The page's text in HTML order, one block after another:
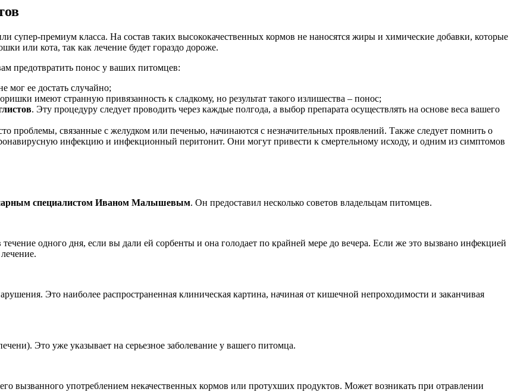
супер-премиум класса. На состав таких высококачественных кормов не наносятся жиры и химические добавки, которые
или кота, так как лечение будет гораздо дороже.
предотвратить понос у ваших питомцев:
мог ее достать случайно;
имеют странную привязанность к сладкому, но результат такого излишества – понос;
. Эту процедуру следует проводить через каждые полгода, а выбор препарата осуществлять на основе веса вашего
проблемы, связанные с желудком или печенью, начинаются с незначительных проявлений. Также следует помнить о
инфекцию и инфекционный перитонит. Они могут привести к смертельному исходу, и одним из симптомов
специалистом Иваном Малышевым. Он предоставил несколько советов владельцам питомцев.
одного дня, если вы дали ей сорбенты и она голодает по крайней мере до вечера. Если же это вызвано инфекцией
Это наиболее распространенная клиническая картина, начиная от кишечной непроходимости и заканчивая
Это уже указывает на серьезное заболевание у вашего питомца.
вызванного употреблением некачественных кормов или протухших продуктов. Может возникать при отравлении